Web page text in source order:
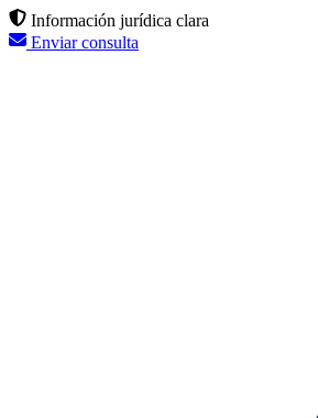
Información jurídica clara
Enviar consulta